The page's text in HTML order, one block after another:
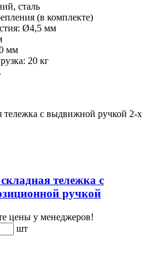
сталь
(в комплекте)
Ø4,5 мм
мм
20 кг
тележка с выдвижной ручкой 2-х
тележка с
ручкой
цены у менеджеров!
шт